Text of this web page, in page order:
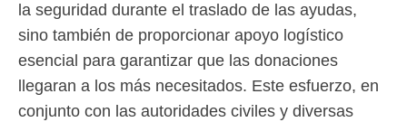
la seguridad durante el traslado de las ayudas,
sino también de proporcionar apoyo logístico
esencial para garantizar que las donaciones
llegaran a los más necesitados. Este esfuerzo, en
conjunto con las autoridades civiles y diversas